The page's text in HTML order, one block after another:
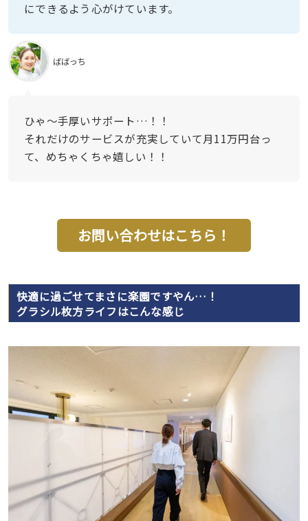
にできるよう心がけています。
ばばっち
ひゃ〜手厚いサポート…！！
それだけのサービスが充実していて月11万円台っ
て、めちゃくちゃ嬉しい！！
お問い合わせはこちら！
快適に過ごせてまさに楽園ですやん…！
グラシル枚方ライフはこんな感じ